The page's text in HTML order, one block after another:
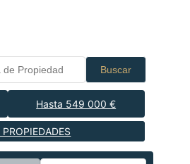
Buscar
Hasta 549 000 €